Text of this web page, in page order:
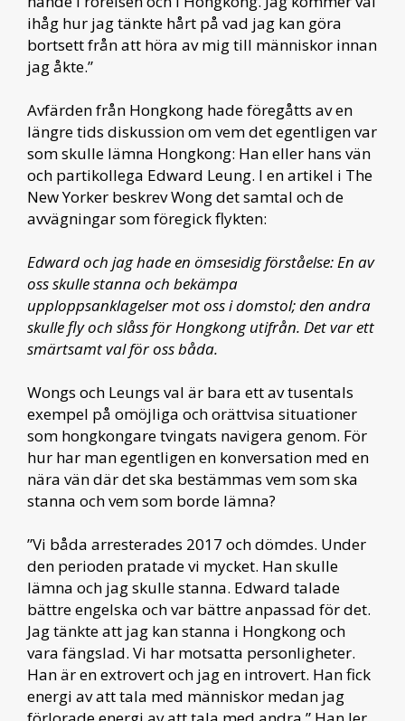
ihåg hur jag tänkte hårt på vad jag kan göra
bortsett från att höra av mig till människor innan
jag åkte.”
Avfärden från Hongkong hade föregåtts av en
längre tids diskussion om vem det egentligen var
som skulle lämna Hongkong: Han eller hans vän
och partikollega Edward Leung. I en artikel i The
New Yorker beskrev Wong det samtal och de
avvägningar som föregick flykten:
Edward och jag hade en ömsesidig förståelse: En av
oss skulle stanna och bekämpa
upploppsanklagelser mot oss i domstol; den andra
skulle fly och slåss för Hongkong utifrån. Det var ett
smärtsamt val för oss båda.
Wongs och Leungs val är bara ett av tusentals
exempel på omöjliga och orättvisa situationer
som hongkongare tvingats navigera genom. För
hur har man egentligen en konversation med en
nära vän där det ska bestämmas vem som ska
stanna och vem som borde lämna?
”Vi båda arresterades 2017 och dömdes. Under
den perioden pratade vi mycket. Han skulle
lämna och jag skulle stanna. Edward talade
bättre engelska och var bättre anpassad för det.
Jag tänkte att jag kan stanna i Hongkong och
vara fängslad. Vi har motsatta personligheter.
Han är en extrovert och jag en introvert. Han fick
energi av att tala med människor medan jag